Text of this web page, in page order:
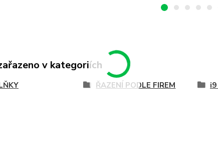
v kategoriích
ŘAZENÍ PODLE FIREM